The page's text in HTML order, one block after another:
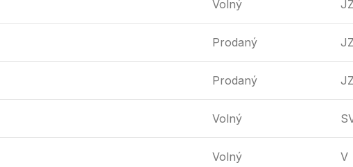
Volný JZ
Prodaný JZ
Prodaný JZ
Volný
Volný V